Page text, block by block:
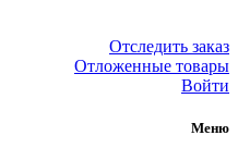
Отследить заказ
Отложенные товары
Войти
Меню